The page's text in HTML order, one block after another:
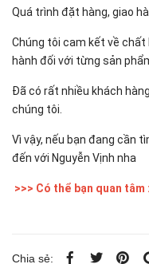
Quá trình đặt hàng, giao
Chúng tôi cam kết về
hành đối với từng sản
Đã có rất nhiều khách
chúng tôi.
Vì vậy, nếu bạn đang cần
đến với Nguyễn Vịnh nha
>>> Có thể bạn quan tâm :
Chia sẻ: